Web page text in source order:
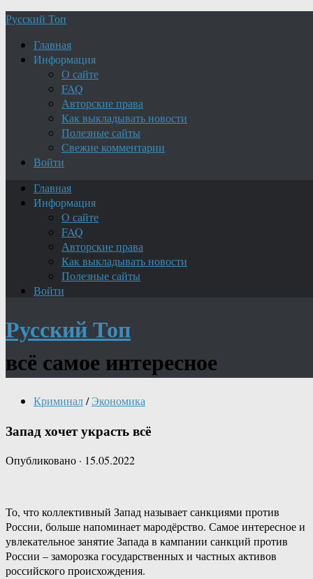
Русский Топ
Главная
Информация
О сайте
FAQ
Авторские права
Как выкладывать новости
Полезные сайты
Свежие комментарии
Войти
Главная
Информация
О сайте
FAQ
Авторские права
Как выкладывать новости
Полезные сайты
Войти
Русский Топ
всё самое интересное
Криминал/ Экономика
Запад хочет украсть всё
Опубликовано · 15.05.2022
То, что коллективный Запад называет санкциями против
России, больше напоминает мародёрство. Самое интересное и
увлекательное занятие Запада в кампании санкций против
России – заморозка государственных и частных активов
российского происхождения.